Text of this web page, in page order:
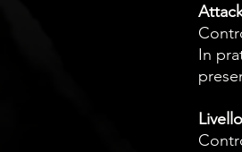
In
Livello